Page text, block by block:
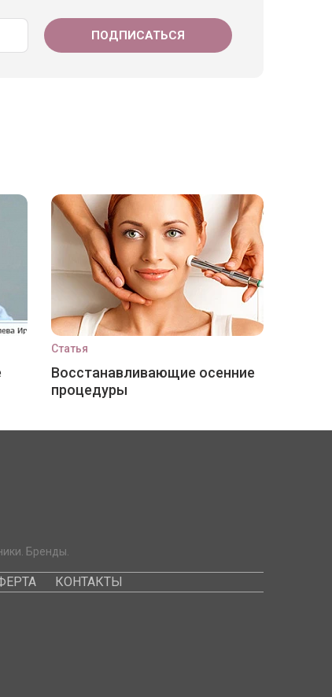
Статья
Восстанавливающие осенние
процедуры
Бренды.
КОНТАКТЫ